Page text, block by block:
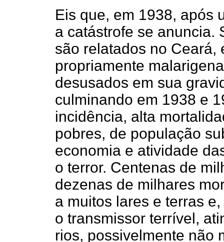
Eis que, em 1938, após
a catástrofe se anuncia.
são relatados no Ceará,
propriamente
desusados em sua
culminando em 1938 e
incidência, alta
pobres, de população
economia e atividade
o terror. Centenas de
dezenas de milhares
a muitos lares e terras
o transmissor terrível,
rios, possivelmente não